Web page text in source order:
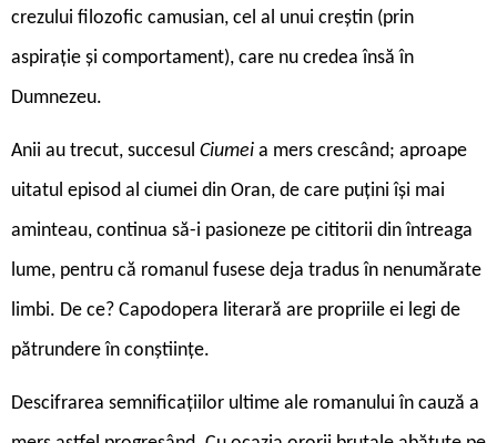
crezului filozofic camusian, cel al unui creștin (prin
aspirație și comportament), care nu credea însă în
Dumnezeu.
Anii au trecut, succesul Ciumei a mers crescând; aproape
uitatul episod al ciumei din Oran, de care puțini își mai
aminteau, continua să-i pasioneze pe cititorii din întreaga
lume, pentru că romanul fusese deja tradus în nenumărate
limbi. De ce? Capodopera literară are propriile ei legi de
pătrundere în conștiințe.
Descifrarea semnificațiilor ultime ale romanului în cauză a